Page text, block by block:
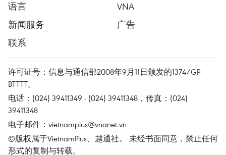
语言
VNA
新闻服务
广告
联系
许可证号：信息与通信部2008年9月11日颁发的1374/GP-
BTTTT。
电话：(024) 39411349 - (024) 39411348，传真：(024)
39411348
电子邮件： vietnamplus@vnanet.vn
©版权属于VietnamPlus、越通社。 未经书面同意，禁止任何
形式的复制与转载。